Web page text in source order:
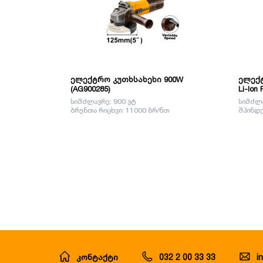
ელექტრო კუთხსახეხი 900W
(AG900285)
სიმძლავრე: 900 ვტ
ბრუნთა რიცხვი: 11000 ბრ/წთ
Li-Ion
კონტაქტი 032 2 00 33 33